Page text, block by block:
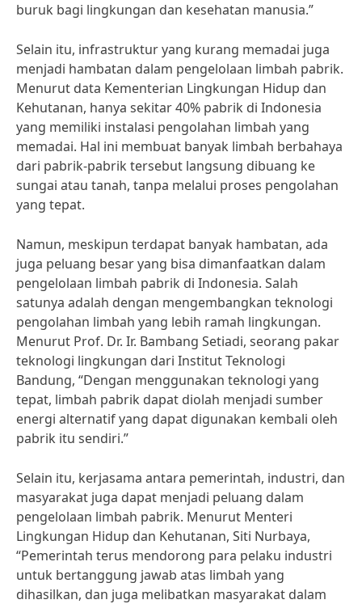
buruk bagi lingkungan dan kesehatan manusia.”
Selain itu, infrastruktur yang kurang memadai juga
menjadi hambatan dalam pengelolaan limbah pabrik.
Menurut data Kementerian Lingkungan Hidup dan
Kehutanan, hanya sekitar 40% pabrik di Indonesia
yang memiliki instalasi pengolahan limbah yang
memadai. Hal ini membuat banyak limbah berbahaya
dari pabrik-pabrik tersebut langsung dibuang ke
sungai atau tanah, tanpa melalui proses pengolahan
yang tepat.
Namun, meskipun terdapat banyak hambatan, ada
juga peluang besar yang bisa dimanfaatkan dalam
pengelolaan limbah pabrik di Indonesia. Salah
satunya adalah dengan mengembangkan teknologi
pengolahan limbah yang lebih ramah lingkungan.
Menurut Prof. Dr. Ir. Bambang Setiadi, seorang pakar
teknologi lingkungan dari Institut Teknologi
Bandung, “Dengan menggunakan teknologi yang
tepat, limbah pabrik dapat diolah menjadi sumber
energi alternatif yang dapat digunakan kembali oleh
pabrik itu sendiri.”
Selain itu, kerjasama antara pemerintah, industri, dan
masyarakat juga dapat menjadi peluang dalam
pengelolaan limbah pabrik. Menurut Menteri
Lingkungan Hidup dan Kehutanan, Siti Nurbaya,
“Pemerintah terus mendorong para pelaku industri
untuk bertanggung jawab atas limbah yang
dihasilkan, dan juga melibatkan masyarakat dalam